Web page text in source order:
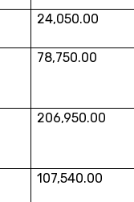
24,050.00
78,750.00
206,950.00
107,540.00